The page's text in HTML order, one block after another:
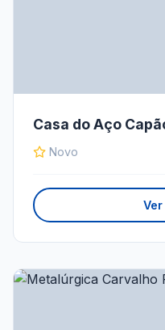
Casa do Aço
Novo